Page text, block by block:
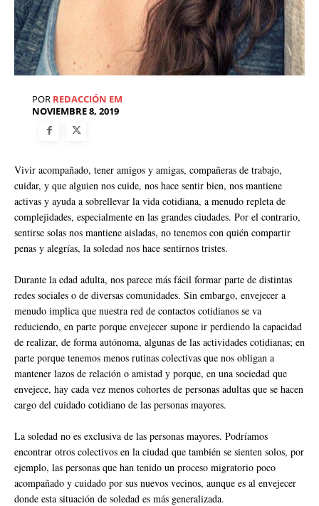
POR REDACCIÓN EM
NOVIEMBRE 8, 2019
Vivir acompañado, tener amigos y amigas, compañeras de trabajo,
cuidar, y que alguien nos cuide, nos hace sentir bien, nos mantiene
activas y ayuda a sobrellevar la vida cotidiana, a menudo repleta de
complejidades, especialmente en las grandes ciudades. Por el contrario,
sentirse solas nos mantiene aisladas, no tenemos con quién compartir
penas y alegrías, la soledad nos hace sentirnos tristes.
Durante la edad adulta, nos parece más fácil formar parte de distintas
redes sociales o de diversas comunidades. Sin embargo, envejecer a
menudo implica que nuestra red de contactos cotidianos se va
reduciendo, en parte porque envejecer supone ir perdiendo la capacidad
de realizar, de forma autónoma, algunas de las actividades cotidianas; en
parte porque tenemos menos rutinas colectivas que nos obligan a
mantener lazos de relación o amistad y porque, en una sociedad que
envejece, hay cada vez menos cohortes de personas adultas que se hacen
cargo del cuidado cotidiano de las personas mayores.
La soledad no es exclusiva de las personas mayores. Podríamos
encontrar otros colectivos en la ciudad que también se sienten solos, por
ejemplo, las personas que han tenido un proceso migratorio poco
acompañado y cuidado por sus nuevos vecinos, aunque es al envejecer
donde esta situación de soledad es más generalizada.